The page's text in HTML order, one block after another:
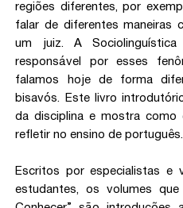
regiões diferentes, por
falar de diferentes maneiras
um juiz. A
responsável por esses
falamos hoje de forma
bisavós. Este livro
da disciplina e mostra como
refletir no ensino de português.
Escritos por especialistas e
estudantes, os volumes